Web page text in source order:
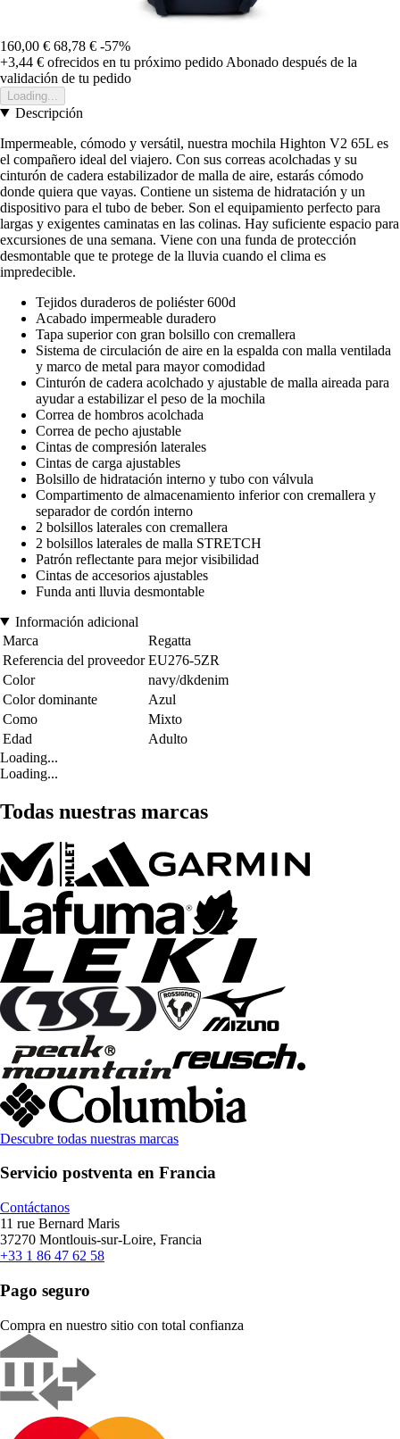
160,00 € 68,78 € -57%
+3,44 € ofrecidos en tu próximo pedido Abonado después de la
validación de tu pedido
Loading...
Descripción
Impermeable, cómodo y versátil, nuestra mochila Highton V2 65L es
el compañero ideal del viajero. Con sus correas acolchadas y su
cinturón de cadera estabilizador de malla de aire, estarás cómodo
donde quiera que vayas. Contiene un sistema de hidratación y un
dispositivo para el tubo de beber. Son el equipamiento perfecto para
largas y exigentes caminatas en las colinas. Hay suficiente espacio para
excursiones de una semana. Viene con una funda de protección
desmontable que te protege de la lluvia cuando el clima es
impredecible.
Tejidos duraderos de poliéster 600d
Acabado impermeable duradero
Tapa superior con gran bolsillo con cremallera
Sistema de circulación de aire en la espalda con malla ventilada
y marco de metal para mayor comodidad
Cinturón de cadera acolchado y ajustable de malla aireada para
ayudar a estabilizar el peso de la mochila
Correa de hombros acolchada
Correa de pecho ajustable
Cintas de compresión laterales
Cintas de carga ajustables
Bolsillo de hidratación interno y tubo con válvula
Compartimento de almacenamiento inferior con cremallera y
separador de cordón interno
2 bolsillos laterales con cremallera
2 bolsillos laterales de malla STRETCH
Patrón reflectante para mejor visibilidad
Cintas de accesorios ajustables
Funda anti lluvia desmontable
Información adicional
Marca
Regatta
Referencia del proveedor EU276-5ZR
Color
navy/dkdenim
Color dominante
Azul
Como
Mixto
Edad
Adulto
Loading...
Loading...
Todas nuestras marcas
Descubre todas nuestras marcas
Servicio postventa en Francia
Contáctanos
11 rue Bernard Maris
37270 Montlouis-sur-Loire, Francia
+33 1 86 47 62 58
Pago seguro
Compra en nuestro sitio con total confianza